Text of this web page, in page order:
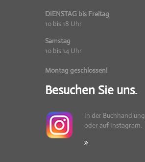
DIENSTAG bis Freitag
10 bis 18 Uhr
Samstag
10 bis 14 Uhr
Montag geschlossen!
Besuchen Sie uns.
In der Buchhandlung
oder auf Instagram.